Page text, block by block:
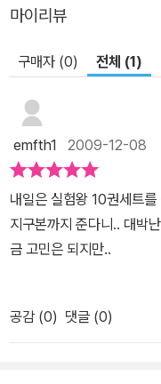
마이리뷰
구매자 (0) 전체 (1)
emfth1 2009-12-08
내일은 실험왕 10권세트
지구본까지 준다니.. 대박
금 고민은 되지만..
공감 (0) 댓글 (0)